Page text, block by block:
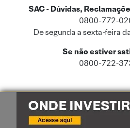
SAC - Dúvidas,
0800-772-
De segunda a sexta-feira
Se não estiver
0800-722-
Este site usa cookies e dados pessoais de
Cookies
e a nossaPolítica